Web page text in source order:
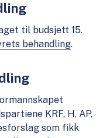
til budsjett 15.
behandling.
KRF, H, AP,
som fikk